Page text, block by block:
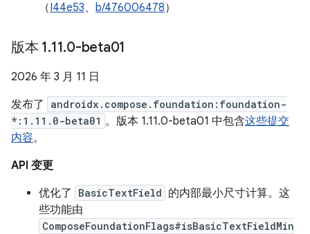
（I44e53、 b/476006478）
版本 1.11.0-beta01
2026 年 3 月 11 日
发布了
androidx.compose.foundation:foundation-
*:1.11.0-beta01 。版本 1.11.0-beta01 中包含这些提交
内容。
API 变更
优化了
BasicTextField 的内部最小尺寸计算。这
些功能由
ComposeFoundationFlags#isBasicTextFieldMin